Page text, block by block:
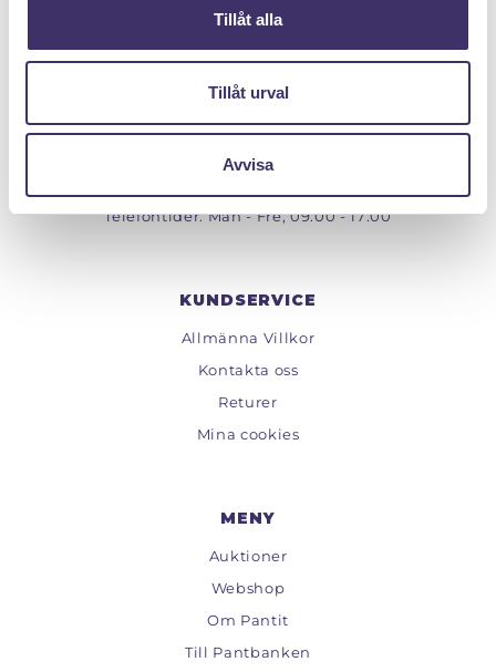
Tillåt alla
Tillåt urval
Avvisa
PANTIT SVERIGE AB
Org.nr: 559222 - 1260
Telefontider: Mån - Fre, 09:00 - 17:00
KUNDSERVICE
Allmänna Villkor
Kontakta oss
Returer
Mina cookies
MENY
Auktioner
Webshop
Om Pantit
Till Pantbanken